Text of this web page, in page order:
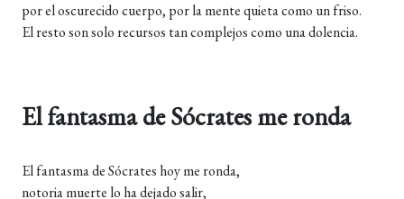
por el oscurecido cuerpo, por la mente quieta como un friso.
El resto son solo recursos tan complejos como una dolencia.
El fantasma de Sócrates me ronda
El fantasma de Sócrates hoy me ronda,
notoria muerte lo ha dejado salir,